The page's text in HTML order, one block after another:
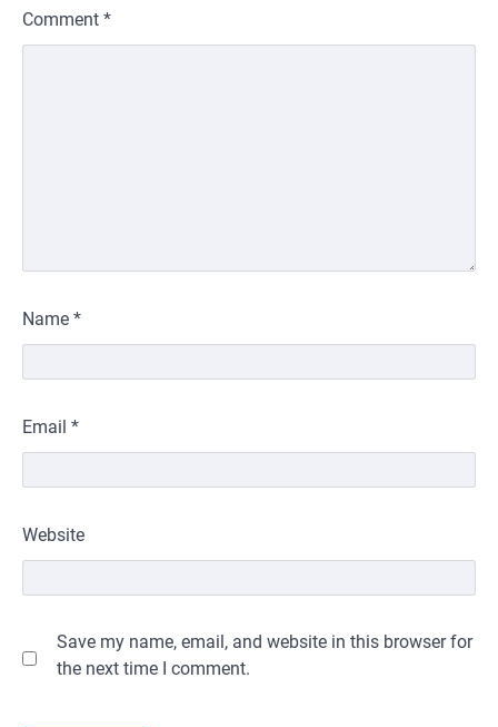
Comment *
Name *
Email *
Website
Save my name, email, and website in this browser for
the next time I comment.